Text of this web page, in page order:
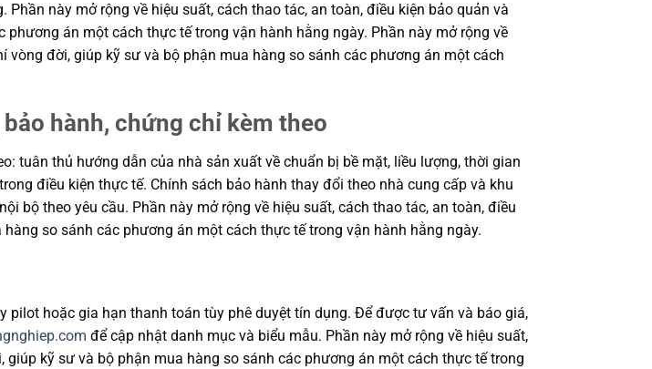
này mở rộng về hiệu suất, cách thao tác, an toàn, điều kiện bảo quản và
án một cách thực tế trong vận hành hằng ngày. Phần này mở rộng về
đời, giúp kỹ sư và bộ phận mua hàng so sánh các phương án một cách
hành, chứng chỉ kèm theo
tuân thủ hướng dẫn của nhà sản xuất về chuẩn bị bề mặt, liều lượng, thời gian
điều kiện thực tế. Chính sách bảo hành thay đổi theo nhà cung cấp và khu
bộ theo yêu cầu. Phần này mở rộng về hiệu suất, cách thao tác, an toàn, điều
so sánh các phương án một cách thực tế trong vận hành hằng ngày.
hoặc gia hạn thanh toán tùy phê duyệt tín dụng. Để được tư vấn và báo giá,
để cập nhật danh mục và biểu mẫu. Phần này mở rộng về hiệu suất,
kỹ sư và bộ phận mua hàng so sánh các phương án một cách thực tế trong